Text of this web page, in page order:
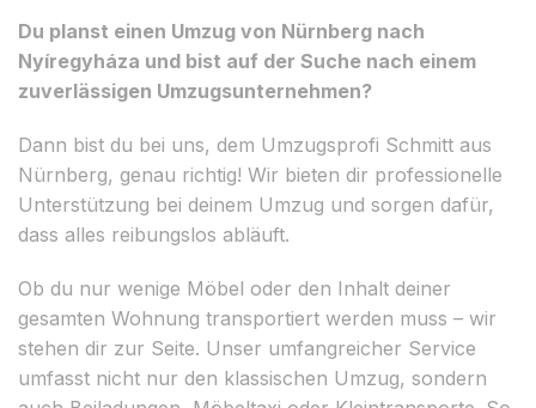
Du planst einen Umzug von Nürnberg nach
Nyíregyháza und bist auf der Suche nach einem
zuverlässigen Umzugsunternehmen?
Dann bist du bei uns, dem Umzugsprofi Schmitt aus
Nürnberg, genau richtig! Wir bieten dir professionelle
Unterstützung bei deinem Umzug und sorgen dafür,
dass alles reibungslos abläuft.
Ob du nur wenige Möbel oder den Inhalt deiner
gesamten Wohnung transportiert werden muss – wir
stehen dir zur Seite. Unser umfangreicher Service
umfasst nicht nur den klassischen Umzug, sondern